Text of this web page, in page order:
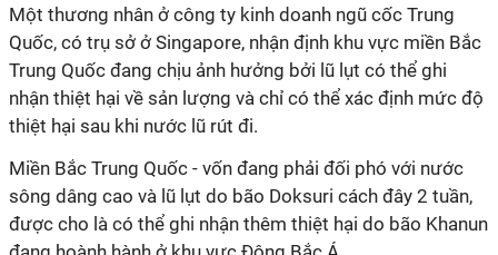
Một thương nhân ở công ty kinh doanh ngũ cốc Trung
Quốc, có trụ sở ở Singapore, nhận định khu vực miền Bắc
Trung Quốc đang chịu ảnh hưởng bởi lũ lụt có thể ghi
nhận thiệt hại về sản lượng và chỉ có thể xác định mức độ
thiệt hại sau khi nước lũ rút đi.
Miền Bắc Trung Quốc - vốn đang phải đối phó với nước
sông dâng cao và lũ lụt do bão Doksuri cách đây 2 tuần,
được cho là có thể ghi nhận thêm thiệt hại do bão Khanun